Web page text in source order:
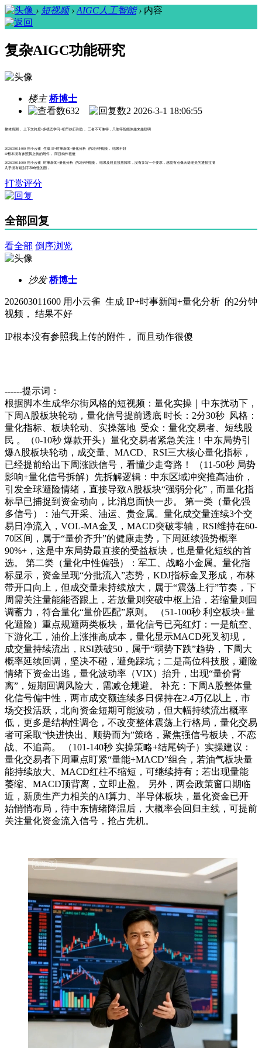
› 短视频 › AIGC人工智能 › 内容
复杂AIGC功能研究
楼主 桥博士
632
2 2026-3-1 18:06:55
整体猜测， 上下文跨度+多模态学习+细节执行到位， 三者不可兼得，只能等智能体越来越聪明
202603011400 用小云雀 生成 IP+时事新闻+量化分析 的2分钟视频， 结果不好
IP根本没有参照我上传的附件， 而且动作很傻
202603011600 用小云雀 时事新闻+量化分析 的2分钟视频， 结果及格直接放脚本，没有多写一个要求，感觉有点像天诺老吴的通投拉满
几乎没有错别字和奇怪的图，
打赏评分
全部回复
看全部 倒序浏览
沙发 桥博士
202603011600 用小云雀 生成 IP+时事新闻+量化分析 的2分钟
视频， 结果不好
IP根本没有参照我上传的附件， 而且动作很傻
------提示词：
根据脚本生成华尔街风格的短视频：量化实操｜中东扰动下，
下周A股板块轮动，量化信号提前透底 时长：2分30秒 风格：
量化指标、板块轮动、实操落地 受众：量化交易者、短线股
民 。（0-10秒 爆款开头）量化交易者紧急关注！中东局势引
爆A股板块轮动，成交量、MACD、RSI三大核心量化指标，
已经提前给出下周涨跌信号，看懂少走弯路！ （11-50秒 局势
影响+量化信号拆解）先拆解逻辑：中东区域冲突推高油价，
引发全球避险情绪，直接导致A股板块“强弱分化”，而量化指
标早已捕捉到资金动向，比消息面快一步。 第一类（量化强
多信号）：油气开采、油运、贵金属。量化成交量连续3个交
易日净流入，VOL-MA金叉，MACD突破零轴，RSI维持在60-
70区间，属于“量价齐升”的健康走势，下周延续强势概率
90%+，这是中东局势最直接的受益板块，也是量化短线的首
选。 第二类（量化中性偏强）：军工、战略小金属。量化指
标显示，资金呈现“分批流入”态势，KDJ指标金叉形成，布林
带开口向上，但成交量未持续放大，属于“震荡上行”节奏，下
周需关注量能能否跟上，若放量则突破中枢上沿，若缩量则回
调蓄力，符合量化“量价匹配”原则。 （51-100秒 利空板块+量
化避险）重点规避两类板块，量化信号已亮红灯：一是航空、
下游化工，油价上涨推高成本，量化显示MACD死叉初现，
成交量持续流出，RSI跌破50，属于“弱势下跌”趋势，下周大
概率延续回调，坚决不碰，避免踩坑；二是高位科技股，避险
情绪下资金出逃，量化波动率（VIX）抬升，出现“量价背
离”，短期回调风险大，需减仓规避。 补充：下周A股整体量
化信号偏中性，两市成交额连续多日保持在2.4万亿以上，市
场交投活跃，北向资金短期可能波动，但大幅持续流出概率
低，更多是结构性调仓，不改变整体震荡上行格局，量化交易
者可采取“快进快出、顺势而为”策略，聚焦强信号板块，不恋
战、不追高。 （101-140秒 实操策略+结尾钩子）实操建议：
量化交易者下周重点盯紧“量能+MACD”组合，若油气板块量
能持续放大、MACD红柱不缩短，可继续持有；若出现量能
萎缩、MACD顶背离，立即止盈。 另外，两会政策窗口期临
近，新质生产力相关的AI算力、半导体板块，量化资金已开
始悄悄布局，待中东情绪降温后，大概率会回归主线，可提前
关注量化资金流入信号，抢占先机。